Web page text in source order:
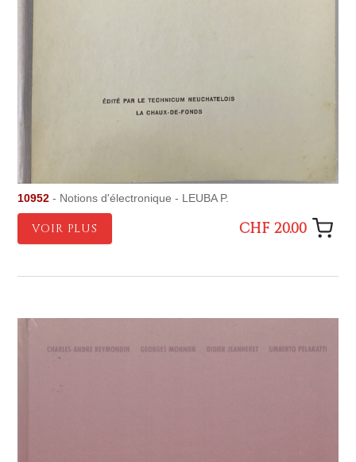
10952 - Notions d'électronique - LEUBA P.
VOIR PLUS CHF 20.00